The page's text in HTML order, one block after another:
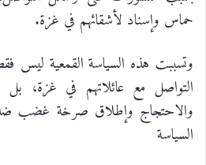
حماس وإسناد لأشقائهم في غزة.
التواصل مع عائلاتهم في غزة،
والاحتجاج وإطلاق صرخة غضب
السياسة